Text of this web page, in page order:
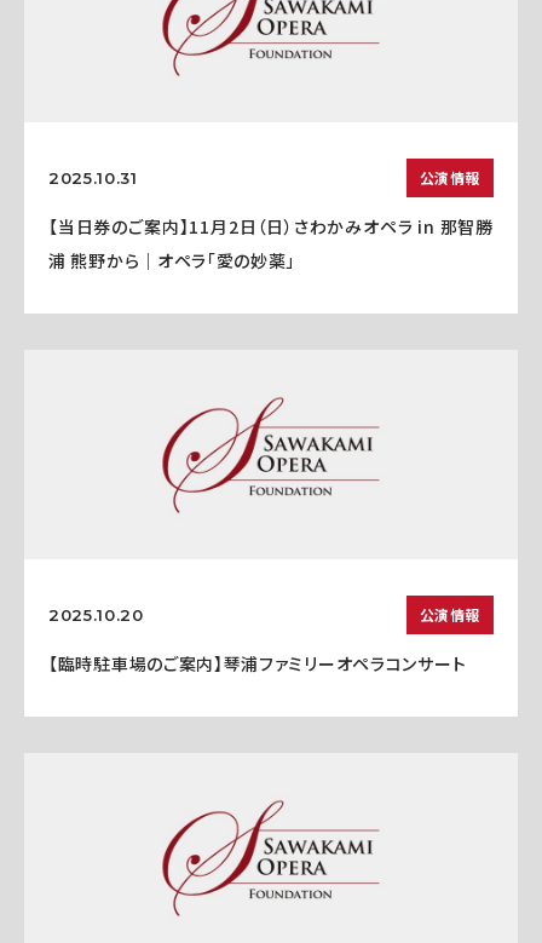
2025.10.31 公演情報
【当日券のご案内】11月2日（日）さわかみオペラ in 那智勝
浦 熊野から｜オペラ「愛の妙薬」
2025.10.20 公演情報
【臨時駐車場のご案内】琴浦ファミリーオペラコンサート